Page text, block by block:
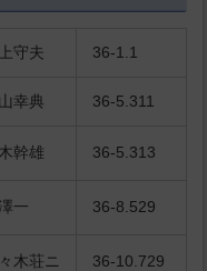
守夫 36-1.1
幸典 36-5.311
幹雄 36-5.313
一 36-8.529
木荘ニ 36-10.729